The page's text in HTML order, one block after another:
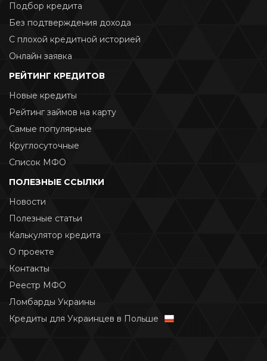
Подбор кредита
Без подтверждения дохода
С плохой кредитной историей
Онлайн заявка
РЕЙТИНГ КРЕДИТОВ
Новые кредиты
Рейтинг займов на карту
Самые популярные
Круглосуточные
Список МФО
ПОЛЕЗНЫЕ ССЫЛКИ
Новости
Полезные статьи
Калькулятор кредита
О проекте
Контакты
Реестр МФО
Ломбарды Украины
Кредиты для Украинцев в Польше